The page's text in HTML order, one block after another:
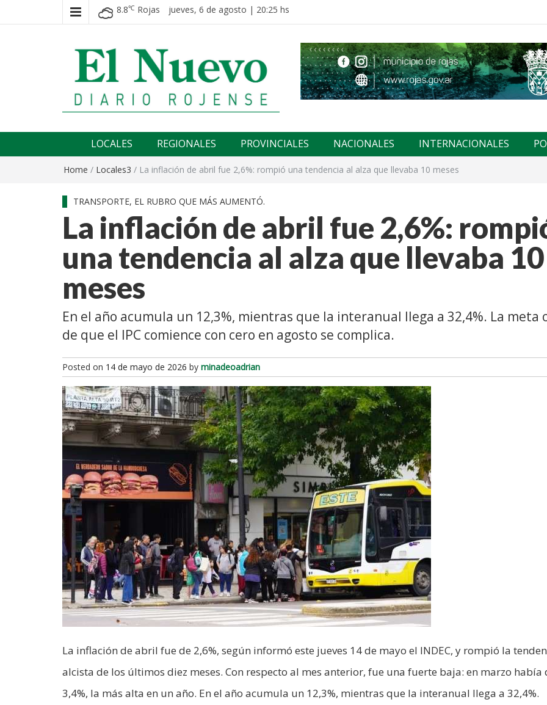
8.8℃ Rojas jueves, 6 de agosto | 20:25 hs
El nuevo rojense
LOCALES REGIONALES PROVINCIALES NACIONALES INTERNACIONALES
Home / Locales3 / La inflación de abril fue 2,6%: rompió una tendencia al alza que llevaba 10 meses
TRANSPORTE, EL RUBRO QUE MÁS AUMENTÓ.
La inflación de abril fue 2,6%:
una tendencia al alza que llevaba 10
meses
En el año acumula un 12,3%, mientras que la interanual llega a 32,4%. La meta
de que el IPC comience con cero en agosto se complica.
Posted on 14 de mayo de 2026 by minadeoadrian
La inflación de abril fue de 2,6%, según informó este jueves 14 de mayo el INDEC, y rompió la
alcista de los últimos diez meses. Con respecto al mes anterior, fue una fuerte baja: en marzo había
3,4%, la más alta en un año. En el año acumula un 12,3%, mientras que la interanual llega a 32,4%.